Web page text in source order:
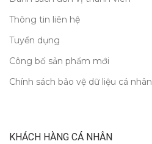
Thông tin liên hệ
Tuyển dụng
Công bố sản phẩm mới
Chính sách bảo vệ dữ liệu cá nhân
KHÁCH HÀNG CÁ NHÂN